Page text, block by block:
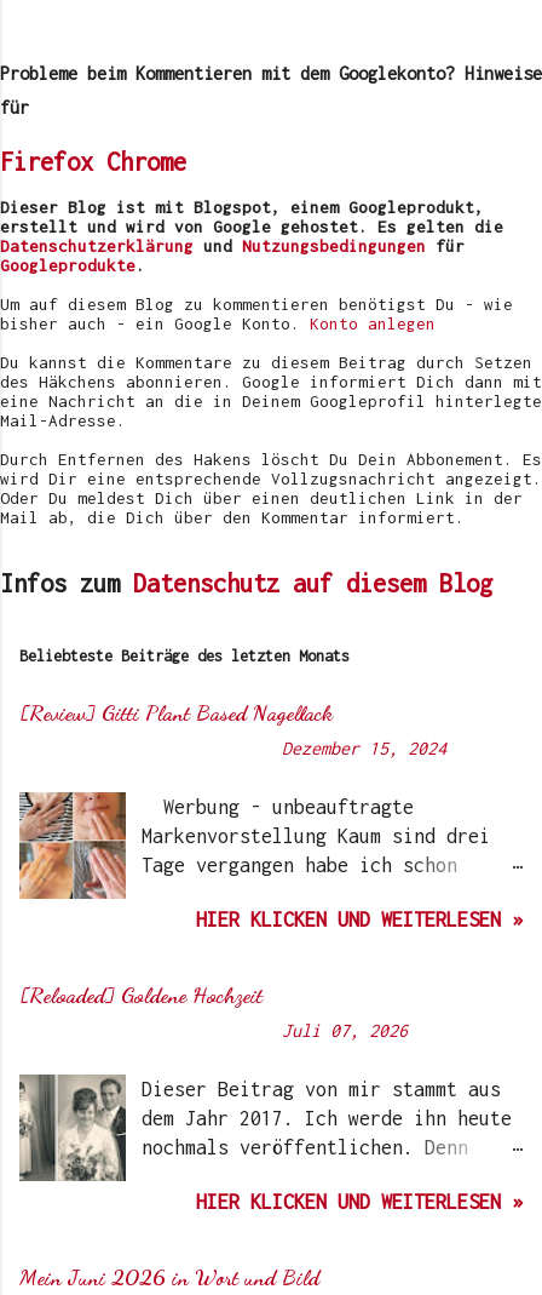
m
m
a
v
e
r
ö
f
e
t
l
i
c
e
n
Probleme beim Kommentieren mit dem Googlekonto? Hinweise
für
Firefox Chrome
Dieser Blog ist mit Blogspot, einem Googleprodukt,
erstellt und wird von Google gehostet. Es gelten die
Datenschutzerklärung und Nutzungsbedingungen für
Googleprodukte.
Um auf diesem Blog zu kommentieren benötigst Du - wie
bisher auch - ein Google Konto. Konto anlegen
Du kannst die Kommentare zu diesem Beitrag durch Setzen
des Häkchens abonnieren. Google informiert Dich dann mit
eine Nachricht an die in Deinem Googleprofil hinterlegte
Mail-Adresse.
Durch Entfernen des Hakens löscht Du Dein Abbonement. Es
wird Dir eine entsprechende Vollzugsnachricht angezeigt.
Oder Du meldest Dich über einen deutlichen Link in der
Mail ab, die Dich über den Kommentar informiert.
Infos zum Datenschutz auf diesem Blog
Beliebteste Beiträge des letzten Monats
[Review] Gitti Plant Based Nagellack
Dezember 15, 2024
Werbung - unbeauftragte
Markenvorstellung Kaum sind drei
Tage vergangen habe ich schon
Euch. Aber nach 6 Monate, wo ich
durchwegs positives Ergebnis
vermelden. Die meisten dürften
Instagram kennen. Auch Ari hat auf
ihrem Blog schon darüber
berichtet. Ich selbst wurde das
über Instagram-Account der
Damals hat die Firma noch mit
HIER KLICKEN UND WEITERLESEN »
[Reloaded] Goldene Hochzeit
Juli 07, 2026
Dieser Beitrag von mir stammt aus
dem Jahr 2017. Ich werde ihn heute
nochmals veröffentlichen. Denn
59. Hochzeitstag feiern. Auf dem
HIER KLICKEN UND WEITERLESEN »
Mein Juni 2026 in Wort und Bild